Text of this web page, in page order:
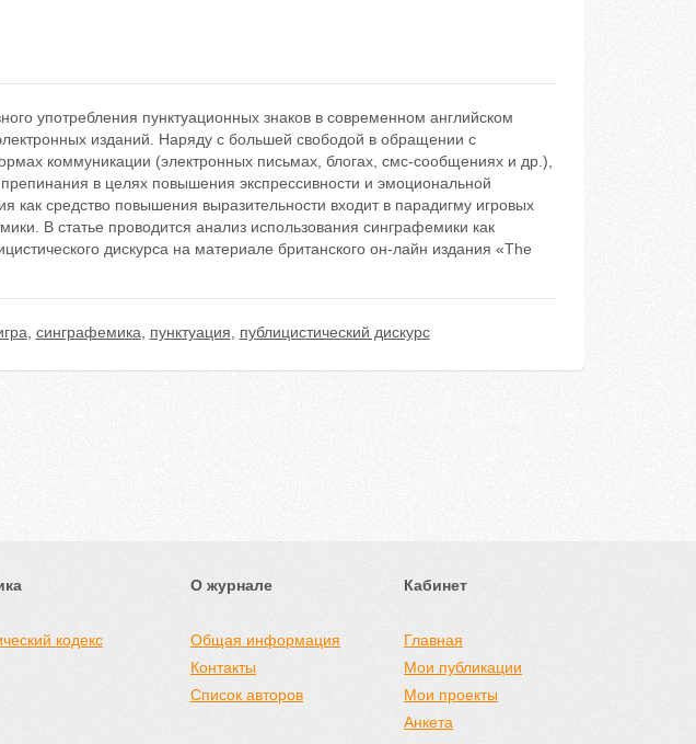
употребления пунктуационных знаков в современном английском
изданий. Наряду с большей свободой в обращении с
коммуникации (электронных письмах, блогах, смс-сообщениях и др.),
в целях повышения экспрессивности и эмоциональной
как средство повышения выразительности входит в парадигму игровых
В статье проводится анализ использования синграфемики как
дискурса на материале британского он-лайн издания «The
синграфемика пунктуация публицистический дискурс
кодекс
О журнале
Общая информация
Контакты
Список авторов
Кабинет
Главная
Мои публикации
Мои проекты
Анкета